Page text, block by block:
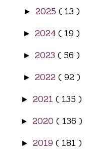
► 2025 ( 13 )
►2024( 19 )
►2023( 56 )
► 2022 ( 92 )
►2021( 135 )
►2020( 136 )
►2019( 181 )